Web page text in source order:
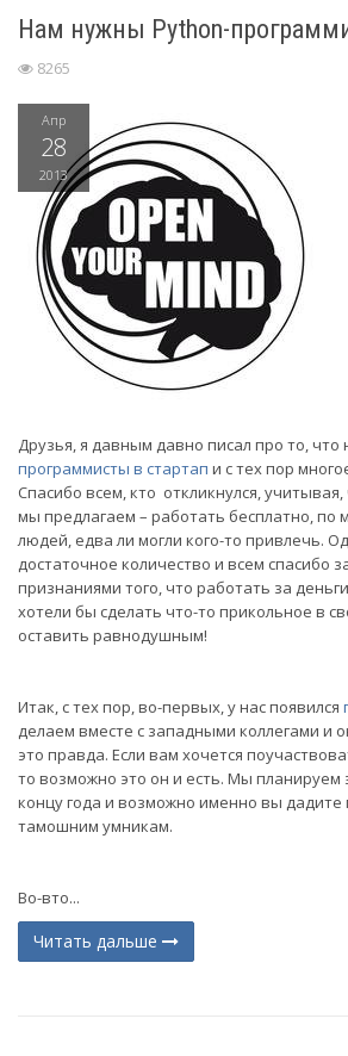
Нам нужны Python-
8265
Апр
28
2013
Друзья, я давным давно писал про то, что
программисты в стартап и с тех пор
Спасибо всем, кто откликнулся,
мы предлагаем – работать бесплатно,
людей, едва ли могли кого-то привлечь.
достаточное количество и всем спасибо
признаниями того, что работать за
хотели бы сделать что-то прикольное в
оставить равнодушным!
Итак, с тех пор, во-первых, у нас появился
делаем вместе с западными коллегами и
это правда. Если вам хочется
то возможно это он и есть. Мы планируем
концу года и возможно именно вы дадите
тамошним умникам.
Во-вто...
Читать дальше